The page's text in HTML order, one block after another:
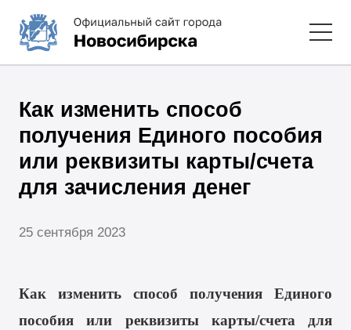
Как изменить способ
получения Единого пособия
или реквизиты карты/счета
для зачисления денег
25 сентября 2023
Как изменить способ получения Единого
пособия или реквизиты карты/счета для